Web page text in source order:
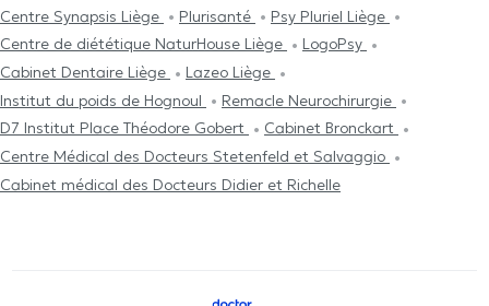
Centre Synapsis Liège
Plurisanté
Psy Pluriel Liège
Centre de diététique NaturHouse Liège
LogoPsy
Cabinet Dentaire Liège
Lazeo Liège
Institut du poids de Hognoul
Remacle Neurochirurgie
D7 Institut Place Théodore Gobert
Cabinet Bronckart
Centre Médical des Docteurs Stetenfeld et Salvaggio
Cabinet médical des Docteurs Didier et Richelle